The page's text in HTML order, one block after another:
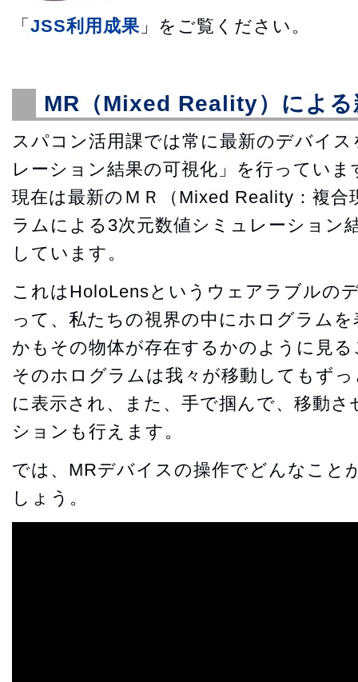
「 JSS利用成果 」をご覧ください。
MR（Mixed Reality）による
スパコン活用課では常に最新のデバイ
レーション結果の可視化」を行っていま
現在は最新のＭＲ（Mixed Reality：複
ラムによる3次元数値シミュレーション
しています。
これはHoloLensというウェアラブルの
って、私たちの視界の中にホログラム
かもその物体が存在するかのように見
そのホログラムは我々が移動してもず
に表示され、また、手で掴んで、移動
ションも行えます。
では、MRデバイスの操作でどんなこと
しょう。